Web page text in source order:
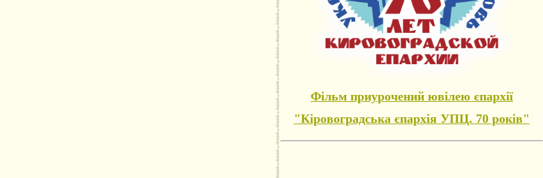
Фільм приурочений ювілею єпархії
"Кіровоградська єпархія УПЦ. 70 років"